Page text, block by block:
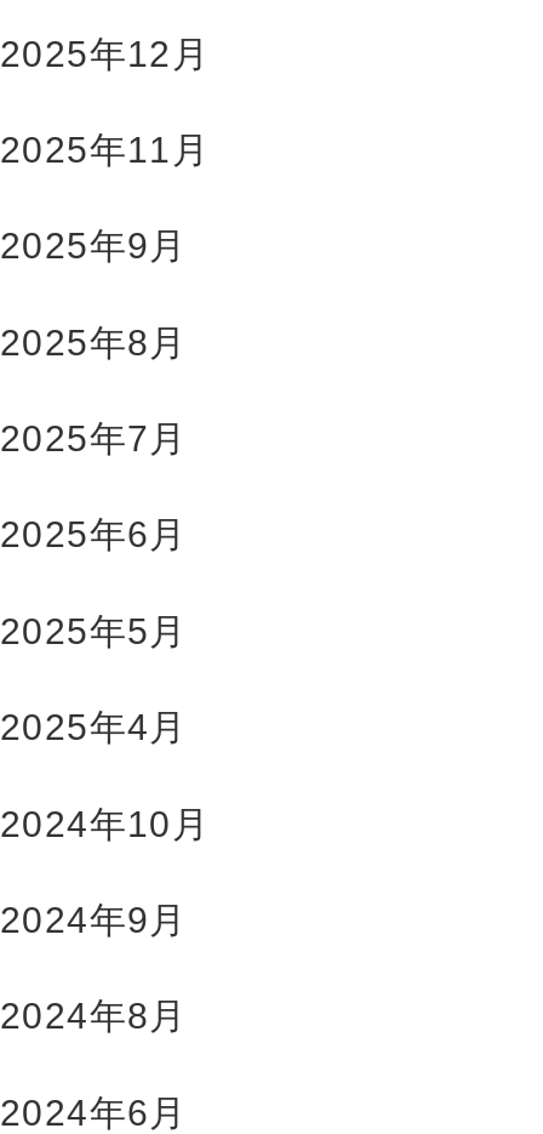
2025年12月
2025年11月
2025年9月
2025年8月
2025年7月
2025年6月
2025年5月
2025年4月
2024年10月
2024年9月
2024年8月
2024年6月